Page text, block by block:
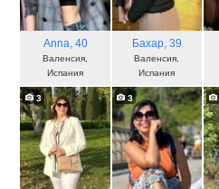
Anna, 40
Валенсия,
Испания
Бахар, 39
Валенсия,
Испания
3 3